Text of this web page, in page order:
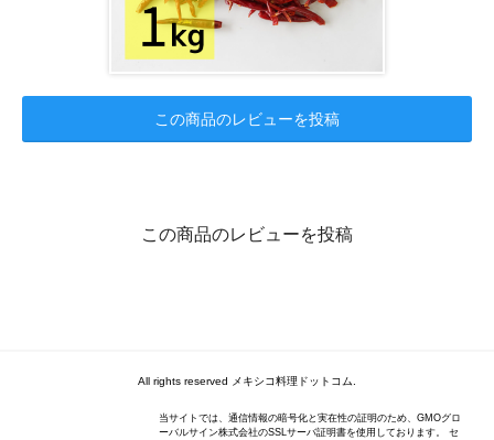
この商品のレビューを投稿
この商品のレビューを投稿
All rights reserved メキシコ料理ドットコム.
当サイトでは、通信情報の暗号化と実在性の証明のため、GMOグロ
ーバルサイン株式会社のSSLサーバ証明書を使用しております。 セ